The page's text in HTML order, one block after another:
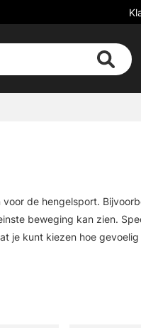
de hengelsport.
beweging kan zien.
je kunt kiezen hoe